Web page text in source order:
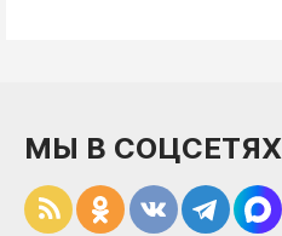
МЫ В СОЦСЕТЯХ